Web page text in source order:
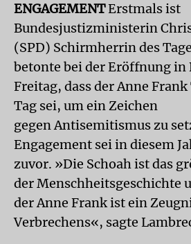
ENGAGEMENTErstmals ist
Bundesjustizministerin
(SPD) Schirmherrin des
betonte bei der Eröffnung in
Freitag, dass der Anne
Tag sei, um ein Zeichen
gegen Antisemitismus zu
Engagement sei in diesem
zuvor. »Die Schoah ist das
der Menschheitsgeschichte
der Anne Frank ist ein
Verbrechens«, sagte